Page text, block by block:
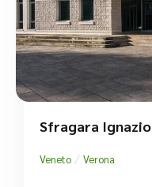
Sfragara Ignazio
Veneto / Verona